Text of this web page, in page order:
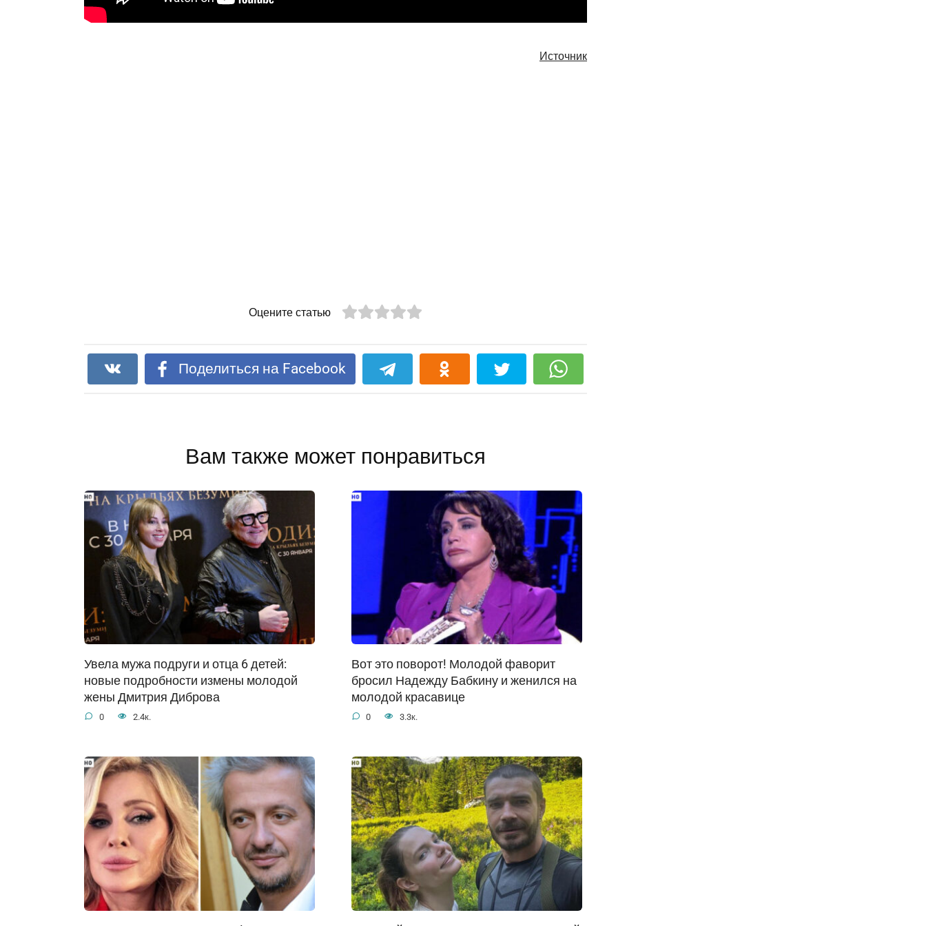
Источник
Оцените статью
Поделиться на Facebook
Вам также может понравиться
Увела мужа подруги и отца 6 детей:
новые подробности измены молодой
жены Дмитрия Диброва
0 2.4к.
Вот это поворот! Молодой фаворит
бросил Надежду Бабкину и женился на
молодой красавице
0 3.3к.